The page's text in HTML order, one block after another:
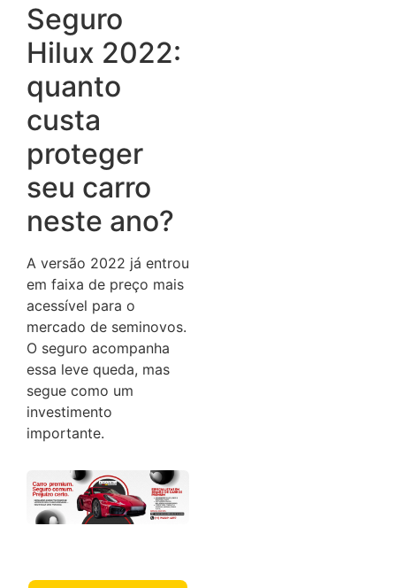
Seguro
Hilux 2022:
quanto
custa
proteger
seu carro
neste ano?
A versão 2022 já entrou
em faixa de preço mais
acessível para o
mercado de seminovos.
O seguro acompanha
essa leve queda, mas
segue como um
investimento
importante.